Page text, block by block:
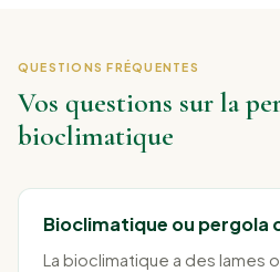
QUESTIONS FRÉQUENTES
Vos questions sur la
bioclimatique
Bioclimatique ou pergola
La bioclimatique a des lames